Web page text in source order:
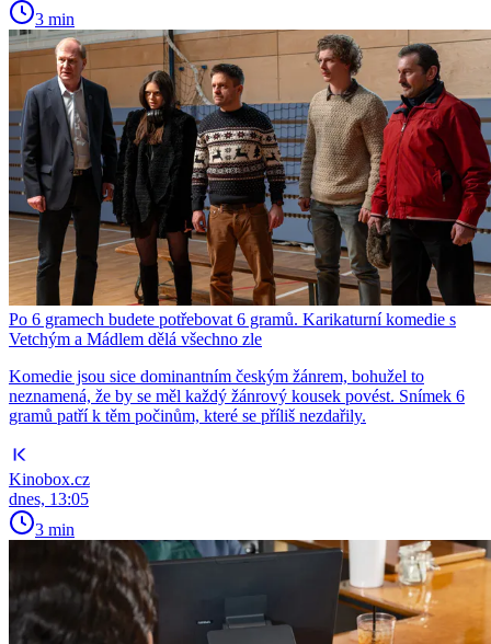
3 min
Po 6 gramech budete potřebovat 6 gramů. Karikaturní komedie s
Vetchým a Mádlem dělá všechno zle
Komedie jsou sice dominantním českým žánrem, bohužel to
neznamená, že by se měl každý žánrový kousek povést. Snímek 6
gramů patří k těm počinům, které se příliš nezdařily.
Kinobox.cz
dnes, 13:05
3 min